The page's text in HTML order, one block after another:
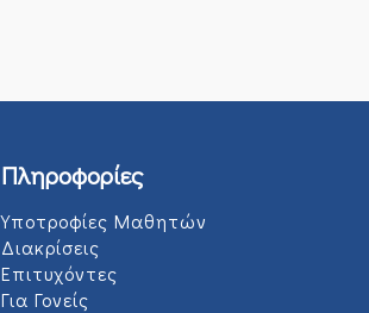
Πληροφορίες
Υποτροφίες Μαθητών
Διακρίσεις
Επιτυχόντες
Για Γονείς